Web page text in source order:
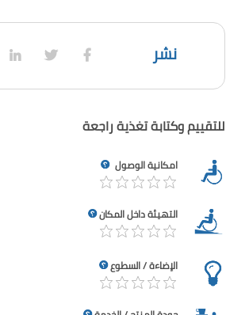
نشر
للتقييم وكتابة تغذية راجعة
امكانية الوصول
التهيئة داخل المكان
الإضاءة / السطوع